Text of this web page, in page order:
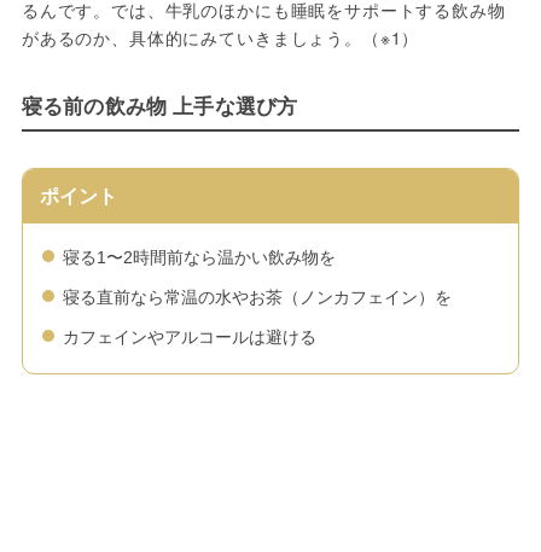
るんです。では、牛乳のほかにも睡眠をサポートする飲み物
があるのか、具体的にみていきましょう。（※1）
寝る前の飲み物 上手な選び方
ポイント
寝る1〜2時間前なら温かい飲み物を
寝る直前なら常温の水やお茶（ノンカフェイン）を
カフェインやアルコールは避ける